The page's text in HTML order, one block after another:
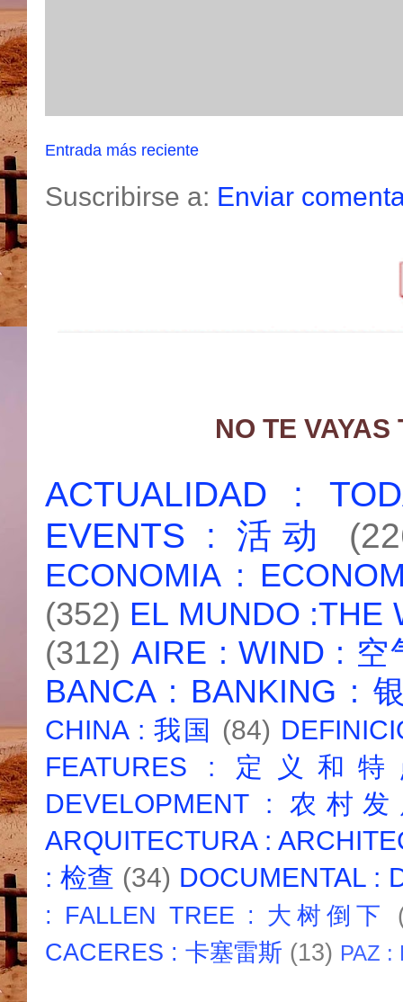
Entrada más reciente
Suscribirse a: Enviar
NO TE
ACTUALIDAD :
EVENTS : 活动
ECONOMIA :
(352) EL MUNDO :THE
(312) AIRE : WIND : 空
BANCA : BANKING :
CHINA : 我国 (84)
FEATURES : 定义和
DEVELOPMENT : 农村
ARQUITECTURA :
: 检查 (34) DOCUMENTAL :
: FALLEN TREE : 大树倒下
CACERES : 卡塞雷斯 (13) PAZ :